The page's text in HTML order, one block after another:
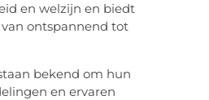
en welzijn en biedt
ontspannend tot
bekend om hun
en ervaren